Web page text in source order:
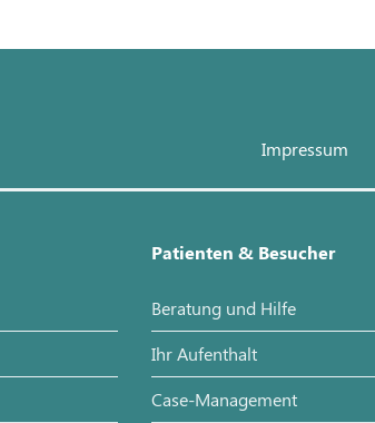
Impressum
Patienten & Besucher
Beratung und Hilfe
Ihr Aufenthalt
Case-Management